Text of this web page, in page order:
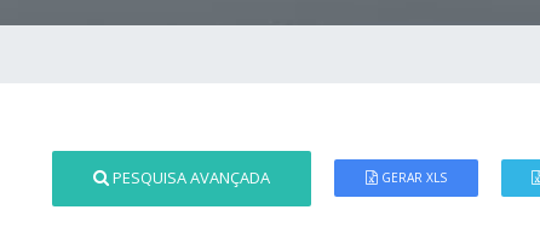
PESQUISA AVANÇADA GERAR XLS